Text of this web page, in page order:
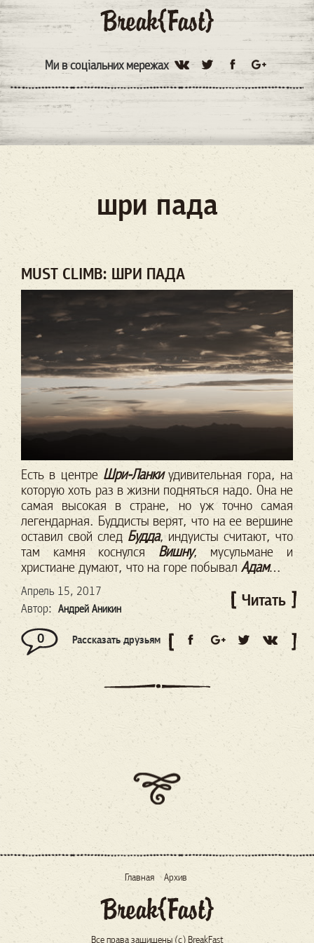
Ми в соціальних мережах
шри пада
MUST CLIMB: ШРИ ПАДА
Есть в центре Шри-Ланкиудивительная гора, на
которую хоть раз в жизни подняться надо. Она не
самая высокая в стране, но уж точно самая
легендарная. Буддисты верят, что на ее вершине
оставил свой след Будда, индуисты считают, что
там камня коснулся Вишну, мусульмане и
христиане думают, что на горе побывал Адам…
Апрель 15, 2017
Автор: Андрей Аникин Читать
0 Рассказать друзьям
Главная Архив
Все права защищены (c) BreakFast